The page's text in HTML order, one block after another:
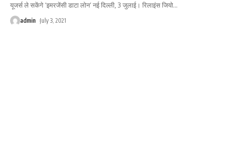
यूजर्स ले सकेंगे ‘इमरजेंसी डाटा लोन’ नई दिल्ली, 3 जुलाई। रिलाइंस जियो…
admin July 3, 2021